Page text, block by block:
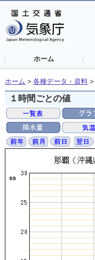
ホーム
ホーム > 各種データ・資料 >
１時間ごとの値